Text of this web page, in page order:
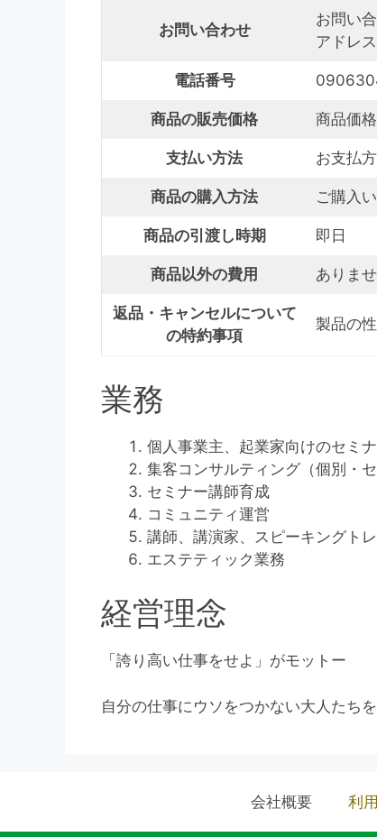
お問い合わせ
お問い
アドレ
電話番号
商品の販売価格 商品価
支払い方法 お支払
商品の購入方法 ご購入
商品の引渡し時期 即日
商品以外の費用 ありませ
返品・キャンセルについて
の特約事項
製品の
業務
個人事業主、起業家向けのセミ
集客コンサルティング（個別・セ
セミナー講師育成
コミュニティ運営
講師、講演家、スピーキングトレ
エステティック業務
経営理念
「誇り高い仕事をせよ」がモットー
自分の仕事にウソをつかない大人たち
会社概要 利